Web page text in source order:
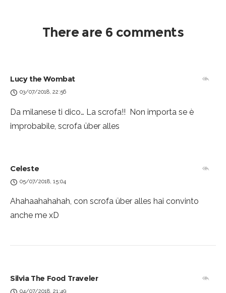
There are 6 comments
Lucy the Wombat
03/07/2018, 22:56
Da milanese ti dico… La scrofa!! Non importa se è
improbabile, scrofa über alles
Celeste
05/07/2018, 15:04
Ahahaahahahah, con scrofa über alles hai convinto
anche me xD
Silvia The Food Traveler
04/07/2018, 21:49